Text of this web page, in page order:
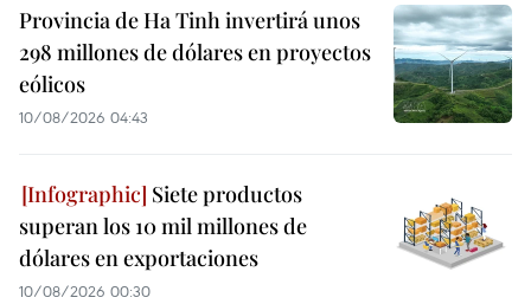
Provincia de Ha Tinh invertirá unos
298 millones de dólares en proyectos
eólicos
10/08/2026 04:43
Siete productos
superan los 10 mil millones de
dólares en exportaciones
10/08/2026 00:30